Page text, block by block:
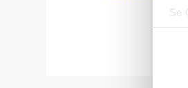
Se